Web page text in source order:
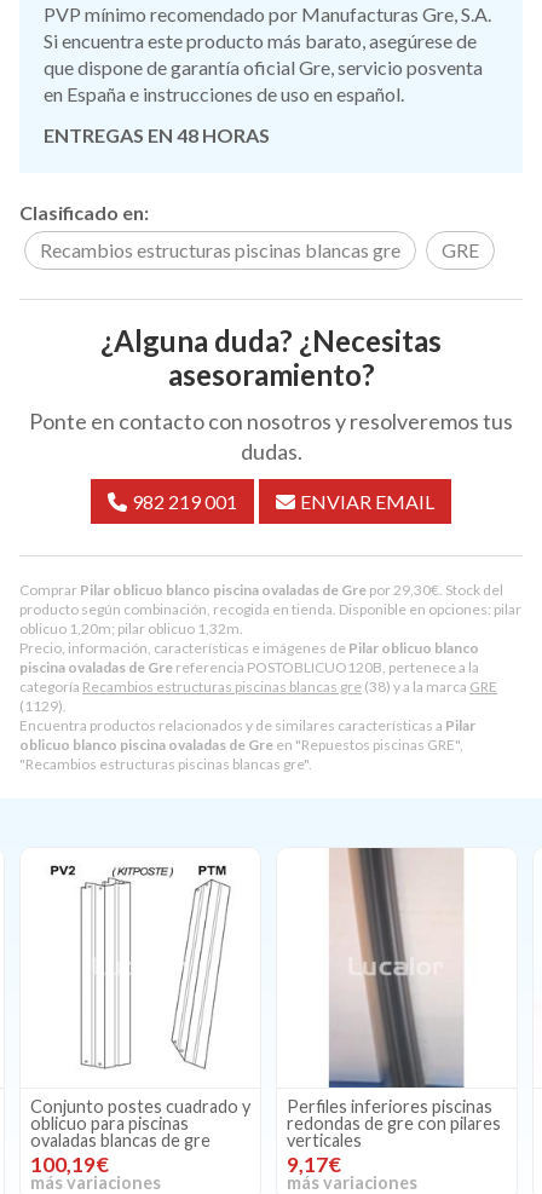
Comprar Pilar oblicuo blanco piscina ovaladas de Gre por 29,30€ . Stock del
producto según combinación, recogida en tienda. Disponible en opciones: pilar
oblicuo 1,20m; pilar oblicuo 1,32m.
Precio, información, características e imágenes de Pilar oblicuo blanco
piscina ovaladas de Gre referencia POSTOBLICUO120B, pertenece a la
categoría Recambios estructuras piscinas blancas gre (38) y a la marca GRE
(1129).
Encuentra productos relacionados y de similares características a Pilar
oblicuo blanco piscina ovaladas de Gre en "Repuestos piscinas GRE",
"Recambios estructuras piscinas blancas gre".
PVP mínimo recomendado por Manufacturas Gre, S.A.
Si encuentra este producto más barato, asegúrese de
que dispone de garantía oficial Gre, servicio posventa
en España e instrucciones de uso en español.
ENTREGAS EN 48 HORAS
Clasificado en:
Recambios estructuras piscinas blancas gre
GRE
¿Alguna duda? ¿Necesitas
asesoramiento?
Ponte en contacto con nosotros y resolveremos tus
dudas.
982 219 001 ENVIAR EMAIL
y
Perfiles inferiores piscinas
redondas de gre con pilares
verticales
9,17€
más variaciones
Pilar vertical apoyo
blanco piscinas
ovaladas de Gre
más variaciones